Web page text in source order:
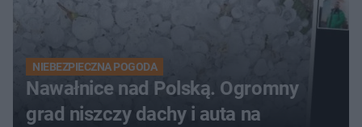
NIEBEZPIECZNA POGODA
Nawałnice nad Polską. Ogromny
grad niszczy dachy i auta na